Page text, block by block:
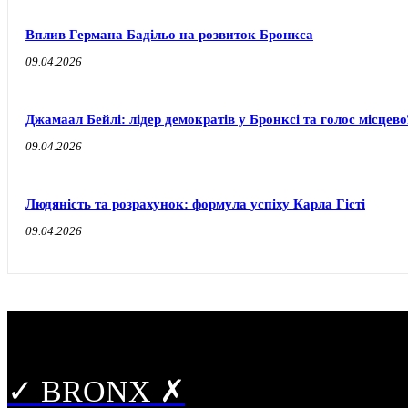
Вплив Германа Бадільо на розвиток Бронкса
09.04.2026
Джамаал Бейлі: лідер демократів у Бронксі та голос
09.04.2026
Людяність та розрахунок: формула успіху Карла Гісті
09.04.2026
✓ BRONX ✗